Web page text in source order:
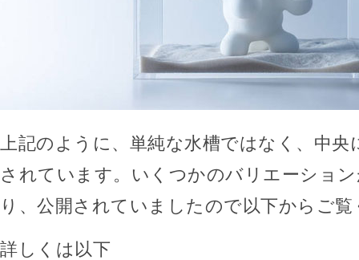
上記のように、単純な水槽ではなく、中央
されています。いくつかのバリエーショ
り、公開されていましたので以下からご
詳しくは以下